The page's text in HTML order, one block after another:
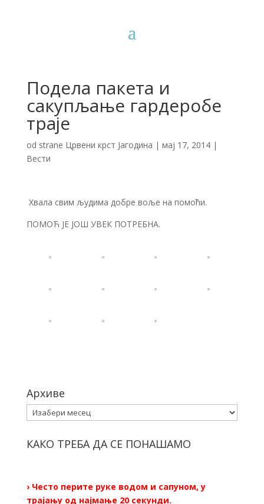
Подела пакета и
сакупљање гардеробе
траје
od strane Црвени крст Јагодина | мај 17, 2014|
Вести
Хвала свим људима добре воље на помоћи.
ПОМОЋ ЈЕ ЈОШ УВЕК ПОТРЕБНА.
Архиве
Архиве
КАКО ТРЕБА ДА СЕ ПОНАШАМО
› Често перите руке водом и сапуном, у
трајању од најмање 20 секунди.